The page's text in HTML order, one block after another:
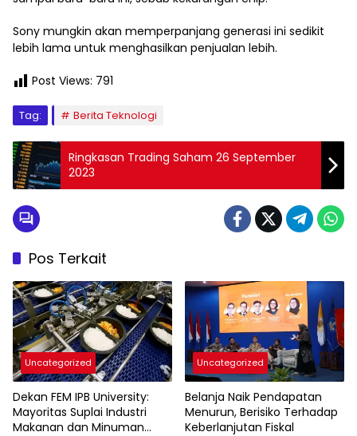
Sony mungkin akan memperpanjang generasi ini sedikit
lebih lama untuk menghasilkan penjualan lebih.
Post Views: 791
Tag: Berita Teknologi
Ringkasan Trading Saham 26 September
2023
Pos Terkait
Uncategorized
Dekan FEM IPB University:
Mayoritas Suplai Industri
Makanan dan Minuman
Uncategorized
Belanja Naik Pendapatan
Menurun, Berisiko Terhadap
Keberlanjutan Fiskal